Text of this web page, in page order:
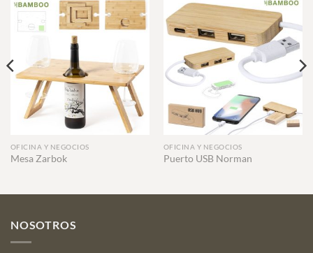
OFICINA Y NEGOCIOS
Mesa Zarbok
OFICINA Y NEGOCIOS
Puerto USB Norman
NOSOTROS